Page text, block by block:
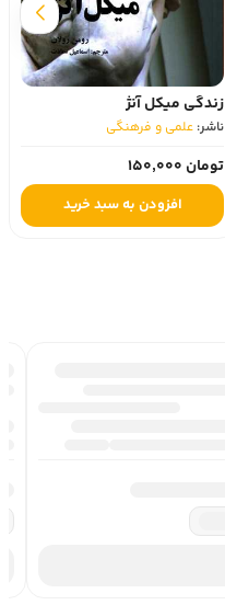
زندگی میکل آنژ
ناشر: علمی و فرهنگی
تومان 150,000
افزودن به سبد خرید